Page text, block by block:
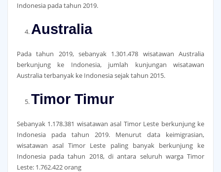
Indonesia pada tahun 2019.
Australia
Pada tahun 2019, sebanyak 1.301.478 wisatawan Australia
berkunjung ke Indonesia, jumlah kunjungan wisatawan
Australia terbanyak ke Indonesia sejak tahun 2015.
Timor Timur
Sebanyak 1.178.381 wisatawan asal Timor Leste berkunjung ke
Indonesia pada tahun 2019. Menurut data keimigrasian,
wisatawan asal Timor Leste paling banyak berkunjung ke
Indonesia pada tahun 2018, di antara seluruh warga Timor
Leste: 1.762.422 orang